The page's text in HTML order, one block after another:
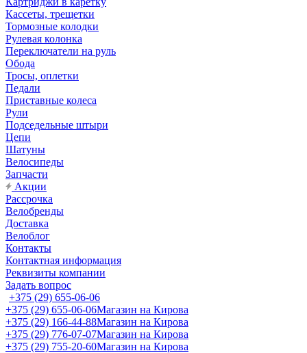
Кассеты, трещетки
Тормозные колодки
Рулевая колонка
Переключатели на руль
Обода
Тросы, оплетки
Педали
Приставные колеса
Рули
Подседельные штыри
Цепи
Шатуны
Велосипеды
Запчасти
Акции
Рассрочка
Велобренды
Доставка
Велоблог
Контакты
Контактная информация
Реквизиты компании
Задать вопрос
+375 (29) 655-06-06
+375 (29) 655-06-06Магазин на Кирова
+375 (29) 166-44-88Магазин на Кирова
+375 (29) 776-07-07Магазин на Кирова
+375 (29) 755-20-60Магазин на Кирова